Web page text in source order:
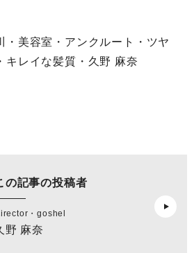
・美容室・アンクルート・ツヤ
キレイな髪質・久野 麻奈
の記事の投稿者
・goshel
野 麻奈